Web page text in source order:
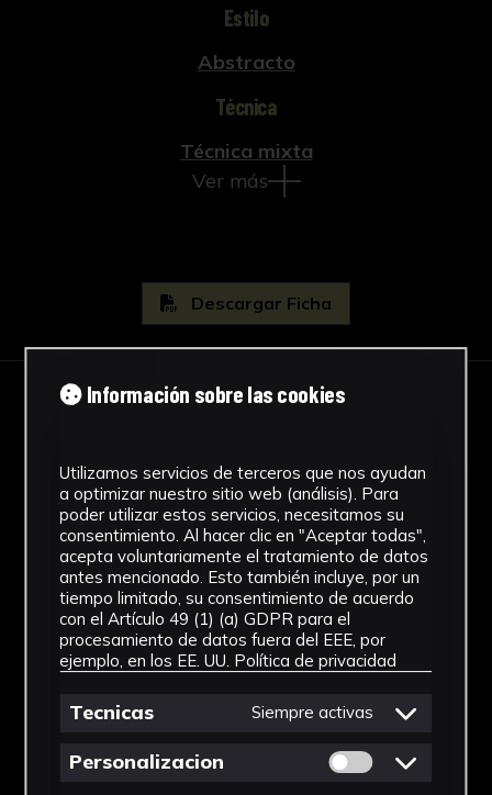
Estilo
Abstracto
Técnica
Técnica mixta
Ver más
Descargar Ficha
Información sobre las cookies
Utilizamos servicios de terceros que nos ayudan
a optimizar nuestro sitio web (análisis). Para
poder utilizar estos servicios, necesitamos su
consentimiento. Al hacer clic en "Aceptar todas",
acepta voluntariamente el tratamiento de datos
antes mencionado. Esto también incluye, por un
tiempo limitado, su consentimiento de acuerdo
con el Artículo 49 (1) (a) GDPR para el
procesamiento de datos fuera del EEE, por
ejemplo, en los EE. UU. Política de privacidad
Tecnicas Siempre activas
Personalizacion Permitir cookies